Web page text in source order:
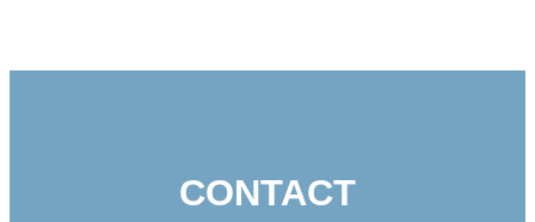
CONTACT